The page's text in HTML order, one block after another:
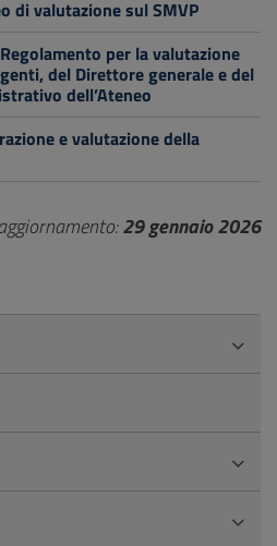
di valutazione sul SMVP
per la valutazione
del Direttore generale e del
dell’Ateneo
e valutazione della
29 gennaio 2026